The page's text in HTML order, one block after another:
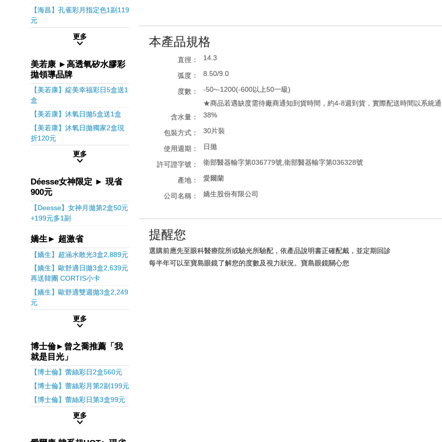
【海昌】孔雀彩月指定色1副119
元
更多
美若康 ►高透氧矽水膠彩
拋領導品牌
【美若康】綻美幸福彩日5盒送1
盒
【美若康】沐氧日拋5盒送1盒
【美若康】沐氧日拋獨家2盒現
折120元
更多
Déesse女神限定 ► 現省
900元
【Deesse】女神月拋第2盒50元
+199元多1副
嬌生► 超激省
【嬌生】超涵水散光3盒2,889元
【嬌生】歐舒適日拋3盒2,639元
再送韓團 CORTIS小卡
【嬌生】歐舒適雙週拋3盒2,249
元
更多
博士倫►曾之喬推薦「我
就是目光」
【博士倫】蕾絲彩日2盒560元
【博士倫】蕾絲彩月第2副199元
【博士倫】蕾絲彩日第3盒99元
更多
本產品規格
直徑： 14.3
弧度： 8.50/9.0
度數：
-50~-1200(-600以上50一級)
★商品若遇缺度需待廠商通知到貨時間，約4-8週到貨，實際配送時間以系統
含水量：
38%
包裝方式： 30片裝
使用週期： 日拋
許可證字號： 衛部醫器輸字第036779號,衛部醫器輸字第036328號
產地： 愛爾蘭
公司名稱： 嬌生股份有限公司
提醒您
選購前應先至眼科醫療院所或驗光所驗配，依產品說明書正確配戴，並定期回診
每半年可以至寶島眼鏡了解您的度數及視力狀況。寶島眼鏡關心您